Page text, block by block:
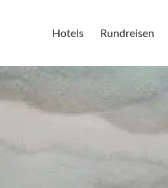
Hotels Rundreisen